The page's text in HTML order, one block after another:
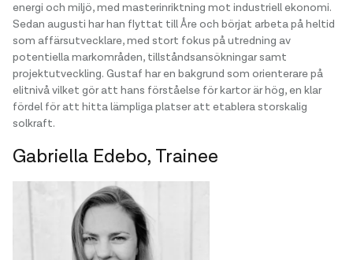
energi och miljö, med masterinriktning mot industriell ekonomi.
Sedan augusti har han flyttat till Åre och börjat arbeta på heltid
som affärsutvecklare, med stort fokus på utredning av
potentiella markområden, tillståndsansökningar samt
projektutveckling. Gustaf har en bakgrund som orienterare på
elitnivå vilket gör att hans förståelse för kartor är hög, en klar
fördel för att hitta lämpliga platser att etablera storskalig
solkraft.
Gabriella Edebo, Trainee